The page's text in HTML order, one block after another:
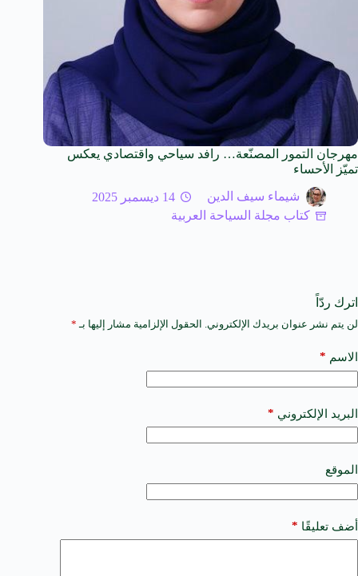
مهرجان التمور المصنّعة… رافد سياحي واقتصادي يعكس
تميّز الأحساء
شيماء سيف الدين
14 ديسمبر 2025
كتاب مجلة السياحة العربية
اترك ردّاً
لن يتم نشر عنوان بريدك الإلكتروني. الحقول الإلزامية مشار إليها بـ *
الاسم *
البريد الإلكتروني *
الموقع
أضف تعليقًا *
A
t
e
a
t
i
e
: